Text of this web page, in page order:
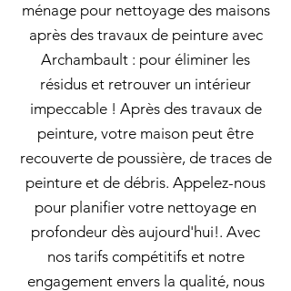
ménage pour nettoyage des maisons
après des travaux de peinture avec
Archambault : pour éliminer les
résidus et retrouver un intérieur
impeccable ! Après des travaux de
peinture, votre maison peut être
recouverte de poussière, de traces de
peinture et de débris. Appelez-nous
pour planifier votre nettoyage en
profondeur dès aujourd'hui!. Avec
nos tarifs compétitifs et notre
engagement envers la qualité, nous